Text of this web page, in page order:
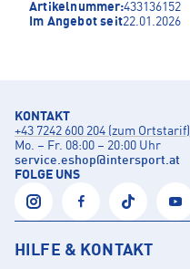
Artikelnummer:433136152
Im Angebot seit22.01.2026
KONTAKT
+43 7242 600 204 (zum Ortstarif)
Mo. – Fr. 08:00 – 20:00 Uhr
service.eshop@intersport.at
FOLGE UNS
HILFE & KONTAKT